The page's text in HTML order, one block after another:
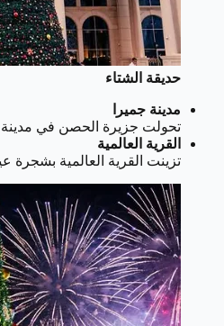
حديقة الشتاء
مدينة جميرا
تحولت جزيرة الحصن في مدينة
القرية العالمية
تزينت القرية العالمية بشجرة عيد الميلاد التي يصل ارتفاعها إلى 21 مترًا، مزينة